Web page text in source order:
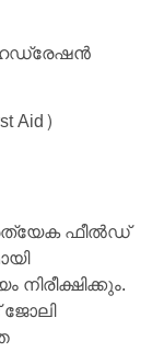
Aid)
ഫീൽഡ്